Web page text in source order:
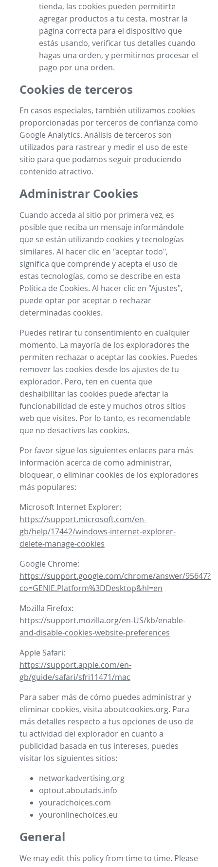
tienda, las cookies pueden permitirte
agregar productos a tu cesta, mostrar la
página correcta para el dispositivo que
estás usando, verificar tus detalles cuando
hagas una orden, y permitirnos procesar el
pago por una orden.
Cookies de terceros
En casos especiales, también utilizamos cookies
proporcionadas por terceros de confianza como
Google Analytics. Análisis de terceros son
utilizados para rastrear y medir el uso de este
sitio para que podamos seguir produciendo
contenido atractivo.
Administrar Cookies
Cuando acceda al sitio por primera vez, es
posible que reciba un mensaje informándole
que se están utilizando cookies y tecnologías
similares. Al hacer clic en "aceptar todo",
significa que comprende y acepta el uso de
estas tecnologías, como se describe en esta
Política de Cookies. Al hacer clic en "Ajustes",
puede optar por aceptar o rechazar
determinadas cookies.
Puedes retirar tu consentimiento en cualquier
momento. La mayoría de los exploradores the
permiten rechazar o aceptar las cookies. Puedes
remover las cookies desde los ajustes de tu
explorador. Pero, ten en cuenta que
deshaibilitar las cookies puede afectar la
funcionabilidad de este y muchos otros sitios
web que visites. Por lo tanto, es recomendable
que no desactives las cookies.
Por favor sigue los siguientes enlaces para más
información acerca de como administrar,
bloquear, o eliminar cookies de los exploradores
más populares:
Microsoft Internet Explorer:
https://support.microsoft.com/en-
gb/help/17442/windows-internet-explorer-
delete-manage-cookies
Google Chrome:
https://support.google.com/chrome/answer/95647?
co=GENIE.Platform%3DDesktop&hl=en
Mozilla Firefox:
https://support.mozilla.org/en-US/kb/enable-
and-disable-cookies-website-preferences
Apple Safari:
https://support.apple.com/en-
gb/guide/safari/sfri11471/mac
Para saber más de cómo puedes administrar y
eliminar cookies, visita aboutcookies.org. Para
más detalles respecto a tus opciones de uso de
tu actividad del explorador en cuanto a
publicidad basada en tus intereses, puedes
visitar los siguientes sitios:
networkadvertising.org
optout.aboutads.info
youradchoices.com
youronlinechoices.eu
General
We may edit this policy from time to time. Please